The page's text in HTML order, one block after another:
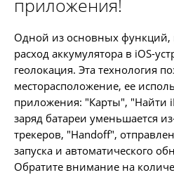
приложения!
Одной из основных функций,
расход аккумулятора в iOS-
геолокация. Эта технология
месторасположение, ее
приложения: "Карты", "Найти
заряд батареи уменьшается
трекеров, "Handoff",
запуска и автоматического
Обратите внимание на